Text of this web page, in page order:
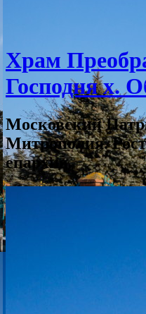
Храм
Господня х.
Московский
Митрополия.
епархия.